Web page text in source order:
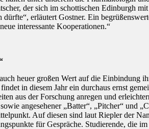
der sich im schottischen Edinburgh
dürfte“, erläutert Gostner. Ein
interessante Kooperationen.“
heuer großen Wert auf die
in diesem Jahr ein durchaus ernst
aus der Forschung anregen und
angesehener „Batter“, „Pitcher“ und
Auf diesen sind laut Riepler der
für Gespräche. Studierende, die